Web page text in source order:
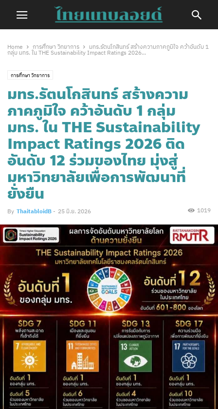
Home การศึกษา วิทยาการ
มทร.รัตนโกสินทร์ สร้างความภาคภูมิใจ คว้าอันดับ 1
กลุ่ม มทร. ใน THE Sustainability Impact Ratings 2026...
การศึกษา วิทยาการ
มทร.รัตนโกสินทร์ สร้างความ
ภาคภูมิใจ คว้าอันดับ 1 กลุ่ม
มทร. ใน THE Sustainability
Impact Ratings 2026 ติด
อันดับ 12 ร่วมของไทย มุ่งสู่
มหาวิทยาลัยเพื่อการพัฒนาที่
ยั่งยืน
By ThaitabloidB - 25 มิ.ย. 2026 1019